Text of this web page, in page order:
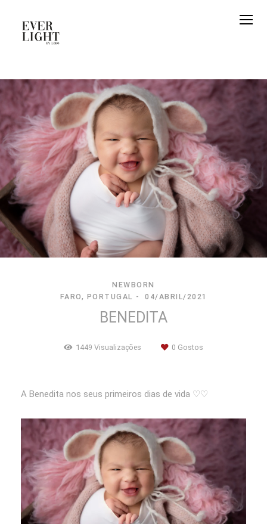
NEWBORN
FARO, PORTUGAL
04/ABRIL/2021
BENEDITA
1449 Visualizações 0 Gostos
A Benedita nos seus primeiros dias de vida ♡♡